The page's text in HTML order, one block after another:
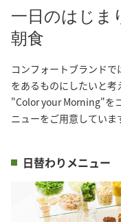
一日のはじま
朝食
コンフォートブランド
をあるものにしたいと考
"Color your Morning"を
ニューをご用意していま
日替わりメニュー